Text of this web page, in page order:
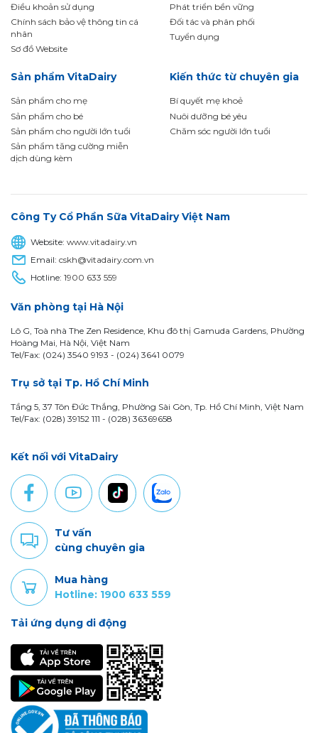
Điều khoản sử dụng
Chính sách bảo vệ thông tin cá
nhân
Sơ đồ Website
Phát triển bền vững
Đối tác và phân phối
Tuyển dụng
Sản phẩm VitaDairy
Sản phẩm cho mẹ
Sản phẩm cho bé
Sản phẩm cho người lớn tuổi
Sản phẩm tăng cường miễn
dịch dùng kèm
Kiến thức từ chuyên gia
Bí quyết mẹ khoẻ
Nuôi dưỡng bé yêu
Chăm sóc người lớn tuổi
Công Ty Cổ Phần Sữa VitaDairy Việt Nam
Website:www.vitadairy.vn
Email:cskh@vitadairy.com.vn
Hotline:1900 633 559
Văn phòng tại Hà Nội
Lô G, Toà nhà The Zen Residence, Khu đô thị Gamuda Gardens, Phường
Hoàng Mai, Hà Nội, Việt Nam
Tel/Fax: (024) 3540 9193 - (024) 3641 0079
Trụ sở tại Tp. Hồ Chí Minh
Tầng 5, 37 Tôn Đức Thắng, Phường Sài Gòn, Tp. Hồ Chí Minh, Việt Nam
Tel/Fax: (028) 39152 111 - (028) 36369658
Kết nối với VitaDairy
Tư vấn
cùng chuyên gia
Mua hàng
Hotline: 1900 633 559
Tải ứng dụng di động